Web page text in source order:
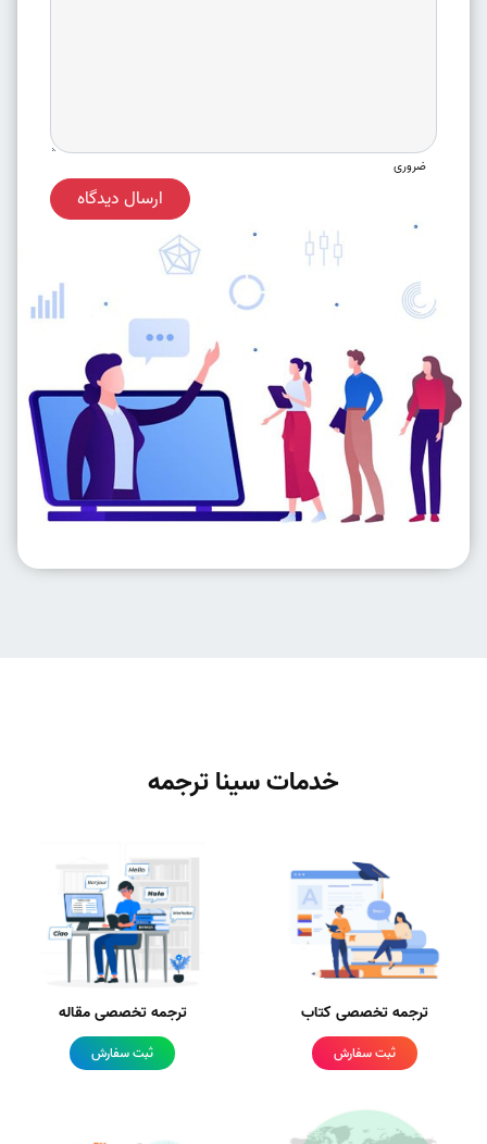
ضروری
ارسال دیدگاه
خدمات سینا ترجمه
ترجمه تخصصی کتاب
ثبت سفارش
ترجمه تخصصی مقاله
ثبت سفارش